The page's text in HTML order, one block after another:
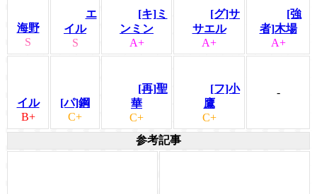
海野
S
エ
イル
S
[キ]ミ
ンミン
A+
[グ]サ
サエル
A+
[強
者]木場
A+
イル
B+
[パ]鋼
C+
[再]聖
華
C+
[フ]小
鷹
C+
-
参考記事